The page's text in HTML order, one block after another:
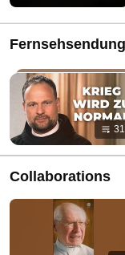
31
Collaborations